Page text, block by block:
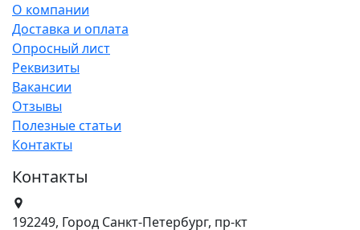
О компании
Доставка и оплата
Опросный лист
Реквизиты
Вакансии
Отзывы
Полезные статьи
Контакты
Контакты
192249, Город Санкт-Петербург, пр-кт